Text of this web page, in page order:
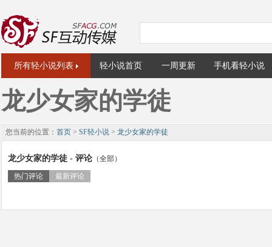
所有轻小说列表 轻小说首页 一周更新 手机看轻小说
龙少女家的学徒
您当前的位置： 首页 > SF轻小说 > 龙少女家的学徒
龙少女家的学徒 - 评论 （全部）
热门评论 最新评论